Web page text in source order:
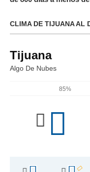
CLIMA DE TIJUANA AL
Tijuana
Algo De Nubes
85%